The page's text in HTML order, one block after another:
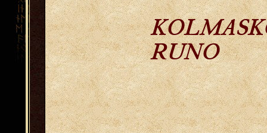
RUNO